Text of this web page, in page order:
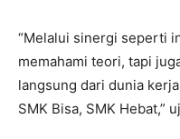
“Melalui sinergi seperti
memahami teori, tapi
langsung dari dunia
SMK Bisa, SMK Hebat,”